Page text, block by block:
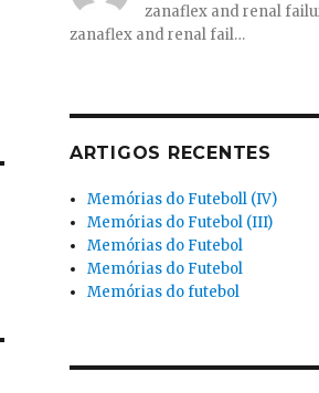
zanaflex and renal
zanaflex and renal fail…
ARTIGOS RECENTES
Memórias do Futeboll (IV)
Memórias do Futebol (III)
Memórias do Futebol
Memórias do Futebol
Memórias do futebol